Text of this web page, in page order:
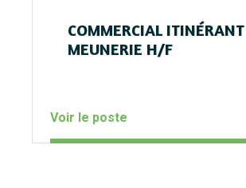
COMMERCIAL ITINÉRANT
MEUNERIE H/F
Voir le poste